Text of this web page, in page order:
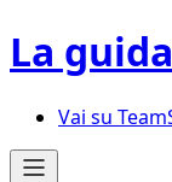
La
Vai su